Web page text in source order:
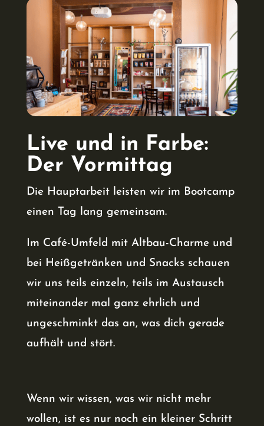
Live und in Farbe:
Der Vormittag
Die Hauptarbeit leisten wir im Bootcamp
einen Tag lang gemeinsam.
Im Café-Umfeld mit Altbau-Charme und
bei Heißgetränken und Snacks schauen
wir uns teils einzeln, teils im Austausch
miteinander mal ganz ehrlich und
ungeschminkt das an, was dich gerade
aufhält und stört.
Wenn wir wissen, was wir nicht mehr
wollen, ist es nur noch ein kleiner Schritt